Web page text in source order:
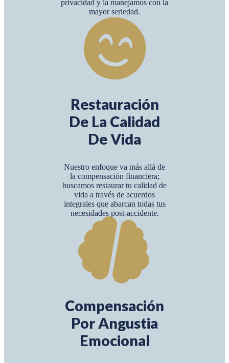
privacidad y la manejamos con la
mayor seriedad.
Restauración
De La Calidad
De Vida
Nuestro enfoque va más allá de
la compensación financiera;
buscamos restaurar tu calidad de
vida a través de acuerdos
integrales que abarcan todas tus
necesidades post-accidente.
Compensación
Por Angustia
Emocional